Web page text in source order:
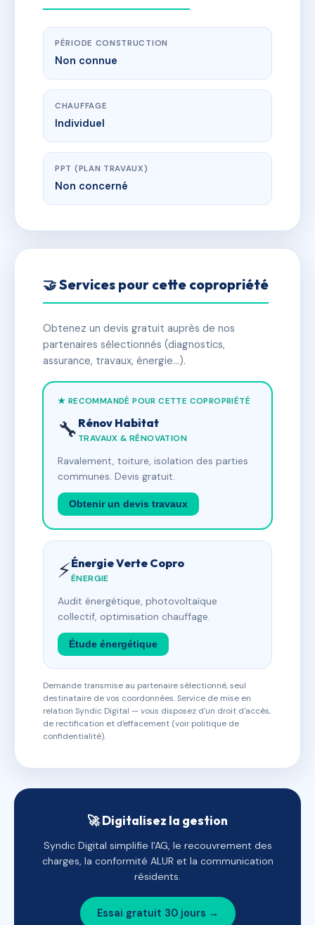
PÉRIODE CONSTRUCTION
Non connue
CHAUFFAGE
Individuel
PPT (PLAN TRAVAUX)
Non concerné
🤝 Services pour cette copropriété
Obtenez un devis gratuit auprès de nos
partenaires sélectionnés (diagnostics,
assurance, travaux, énergie…).
★ RECOMMANDÉ POUR CETTE COPROPRIÉTÉ
🔧 Rénov Habitat
TRAVAUX & RÉNOVATION
Ravalement, toiture, isolation des parties
communes. Devis gratuit.
Obtenir un devis travaux
⚡Énergie Verte Copro
ÉNERGIE
Audit énergétique, photovoltaïque
collectif, optimisation chauffage.
Étude énergétique
Demande transmise au partenaire sélectionné, seul
destinataire de vos coordonnées. Service de mise en
relation Syndic Digital — vous disposez d'un droit d'accès,
de rectification et d'effacement (voir politique de
confidentialité).
🚀 Digitalisez la gestion
Syndic Digital simplifie l'AG, le recouvrement des
charges, la conformité ALUR et la communication
résidents.
Essai gratuit 30 jours →